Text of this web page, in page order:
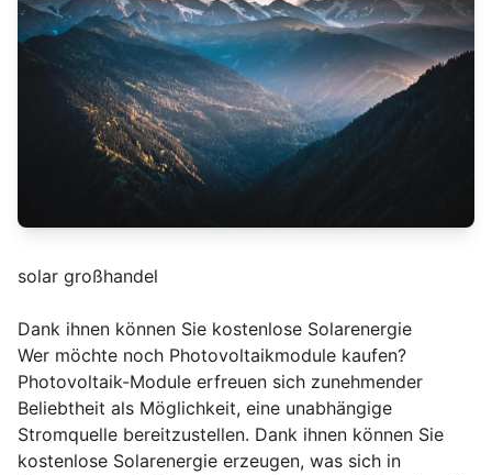
solar großhandel
Dank ihnen können Sie kostenlose Solarenergie
Wer möchte noch Photovoltaikmodule kaufen?
Photovoltaik-Module erfreuen sich zunehmender
Beliebtheit als Möglichkeit, eine unabhängige
Stromquelle bereitzustellen. Dank ihnen können Sie
kostenlose Solarenergie erzeugen, was sich in